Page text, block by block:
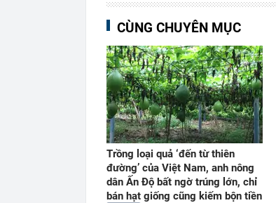
CÙNG CHUYÊN MỤC
Trồng loại quả ‘đến từ thiên
đường’ của Việt Nam, anh nông
dân Ấn Độ bất ngờ trúng lớn, chỉ
bán hạt giống cũng kiếm bộn tiền